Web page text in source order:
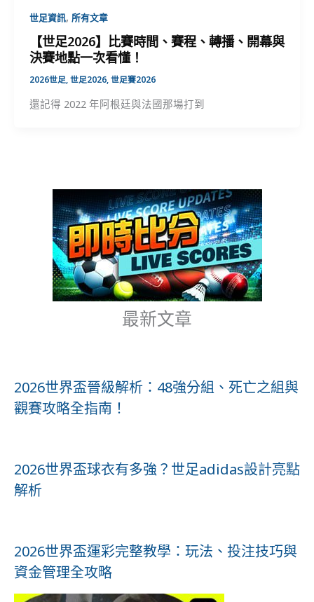
世足資訊, 所有文章
【世足2026】比賽時間、賽程、轉播、開幕與
決賽地點一次看懂！
2026世足 世足2026, 世足賽2026
還記得 2022 年阿根廷與法國那場打到
最新文章
2026世界盃晉級解析：48強分組、死亡之組與
觀賽攻略全指南！
2026世界盃球衣有多強？世足adidas設計亮點
解析
2026世界盃運彩完整教學：玩法、投注技巧與
資金管理全攻略